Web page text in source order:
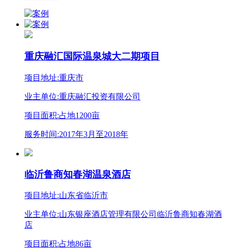
重庆融汇国际温泉城大二期项目
项目地址:重庆市
业主单位:重庆融汇投资有限公司
项目面积:占地1200亩
服务时间:2017年3月至2018年
临沂鲁商知春湖温泉酒店
项目地址:山东省临沂市
业主单位:山东银座酒店管理有限公司临沂鲁商知春湖酒
店
项目面积:占地86亩